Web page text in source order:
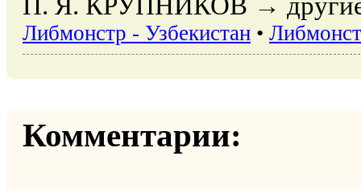
П. Я. КРУПНИКОВ → другие
Либмонстр - Узбекистан •
Комментарии: